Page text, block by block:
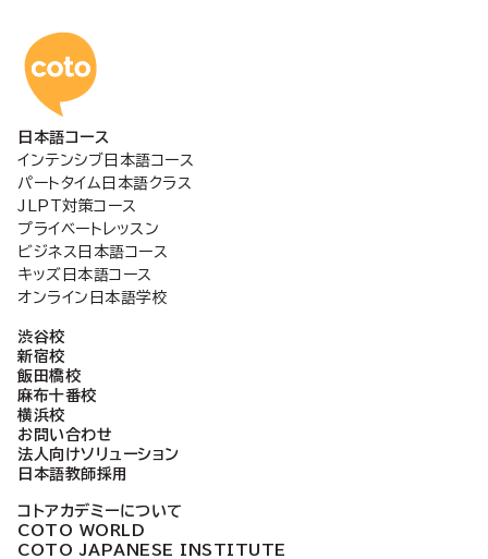
コトアカデミー日本語
日本語コース
インテンシブ日本語コース
パートタイム日本語クラス
JLPT対策コース
プライベートレッスン
ビジネス日本語コース
キッズ日本語コース
オンライン日本語学校
渋谷校
新宿校
飯田橋校
麻布十番校
横浜校
お問い合わせ
法人向けソリューション
日本語教師採用
コトアカデミーについて
COTO WORLD
COTO JAPANESE INSTITUTE